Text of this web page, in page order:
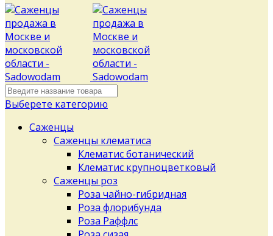
Выберете категорию
Саженцы
Саженцы клематиса
Клематис ботанический
Клематис крупноцветковый
Саженцы роз
Роза чайно-гибридная
Роза флорибунда
Роза Раффлс